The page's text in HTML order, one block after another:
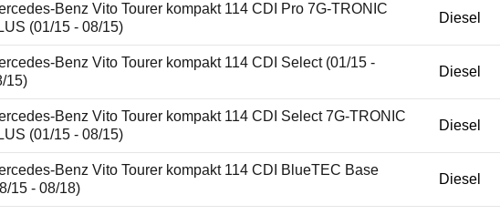
Benz Vito Tourer kompakt 114 CDI Pro 7G-TRONIC
(01/15 - 08/15)
Diesel
Benz Vito Tourer kompakt 114 CDI Select (01/15 -
15)
Diesel
Benz Vito Tourer kompakt 114 CDI Select 7G-TRONIC
(01/15 - 08/15)
Diesel
Benz Vito Tourer kompakt 114 CDI BlueTEC Base
15 - 08/18)
Diesel